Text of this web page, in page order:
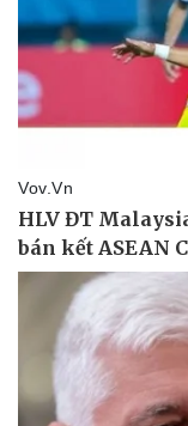
Sản phụ khoa
Nhi khoa
Nam khoa
Làm đẹp - giảm cân
Phòng mạch online